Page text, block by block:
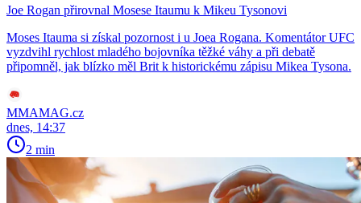
Joe Rogan přirovnal Mosese Itaumu k Mikeu Tysonovi
Moses Itauma si získal pozornost i u Joea Rogana. Komentátor UFC
vyzdvihl rychlost mladého bojovníka těžké váhy a při debatě
připomněl, jak blízko měl Brit k historickému zápisu Mikea Tysona.
MMAMAG.cz
dnes, 14:37
2 min